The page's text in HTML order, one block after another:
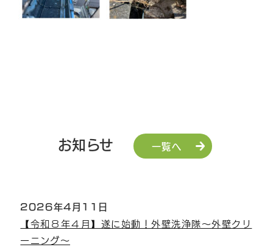
お知らせ 一覧へ
2026年4月11日
【令和８年４月】遂に始動！外壁洗浄隊～外壁クリ
ーニング～